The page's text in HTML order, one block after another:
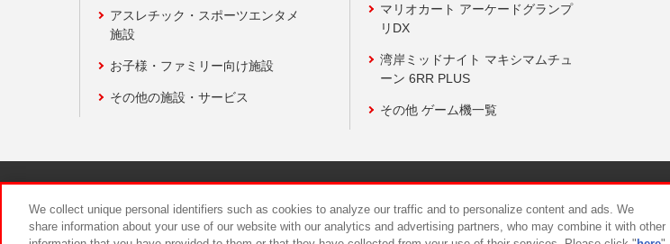
アスレチック・スポーツエンタメ
施設
お子様・ファミリー向け施設
その他の施設・サービス
マリオカート アーケードグランプ
リDX
湾岸ミッドナイト マキシマムチュ
ーン 6RR PLUS
その他 ゲーム機一覧
We collect unique personal identifiers such as cookies to analyze our traffic and to personalize content and ads. We
share information about your use of our website with our analytics and advertising partners, who may combine it with other